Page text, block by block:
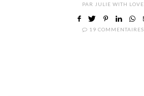
PAR JULIE WITH LOVE
19 COMMENTAIRES